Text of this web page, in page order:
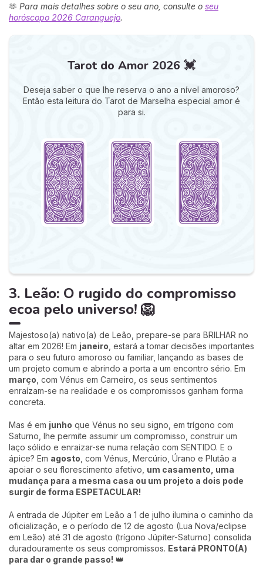
🫶 Para mais detalhes sobre o seu ano, consulte o seu
horóscopo 2026 Caranguejo.
Tarot do Amor 2026 💓
Deseja saber o que lhe reserva o ano a nível amoroso?
Então esta leitura do Tarot de Marselha especial amor é
para si.
3. Leão: O rugido do compromisso
ecoa pelo universo! 🦁
Majestoso(a) nativo(a) de Leão, prepare-se para BRILHAR no
altar em 2026! Em janeiro , estará a tomar decisões importantes
para o seu futuro amoroso ou familiar, lançando as bases de
um projeto comum e abrindo a porta a um encontro sério. Em
março , com Vénus em Carneiro, os seus sentimentos
enraízam-se na realidade e os compromissos ganham forma
concreta.
Mas é em junho que Vénus no seu signo, em trígono com
Saturno, lhe permite assumir um compromisso, construir um
laço sólido e enraizar-se numa relação com SENTIDO. E o
ápice? Em agosto , com Vénus, Mercúrio, Úrano e Plutão a
apoiar o seu florescimento afetivo, um casamento, uma
mudança para a mesma casa ou um projeto a dois pode
surgir de forma ESPETACULAR!
A entrada de Júpiter em Leão a 1 de julho ilumina o caminho da
oficialização, e o período de 12 de agosto (Lua Nova/eclipse
em Leão) até 31 de agosto (trígono Júpiter-Saturno) consolida
duradouramente os seus compromissos. Estará PRONTO(A)
para dar o grande passo! 👑